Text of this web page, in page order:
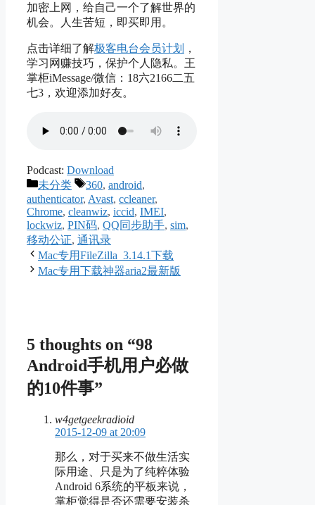
加密上网，给自己一个了解世界的
机会。人生苦短，即买即用。
点击详细了解极客电台会员计划
，
学习网赚技巧，保护个人隐私。王
掌柜iMessage/微信：18六2166二五
七3，欢迎添加好友。
Podcast: Download
Categories
未分类 Tags
360, android,
authenticator, Avast, ccleaner,
Chrome, cleanwiz, iccid, IMEI,
lockwiz, PIN码, QQ同步助手, sim,
移动公证, 通讯录
Mac专用FileZilla_3.14.1下载
Mac专用下载神器aria2最新版
5 thoughts on “98
Android手机用户必做
的10件事”
w4getgeekradioid
2015-12-09 at 20:09
那么，对于买来不做生活实
际用途、只是为了纯粹体验
Android 6系统的平板来说，
掌柜觉得是否还需要安装杀